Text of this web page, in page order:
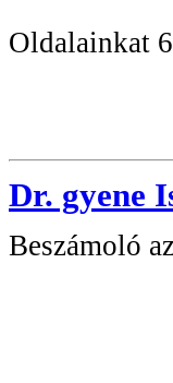
Oldalainkat
Dr. gyene
Beszámoló